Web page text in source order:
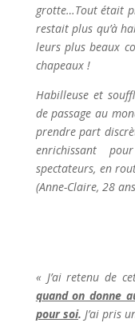
grotte…Tout était
restait plus qu’à
leurs plus beaux
chapeaux !
Habilleuse et
de passage au
prendre part
enrichissant
spectateurs, en
(Anne-Claire, 28
« J’ai retenu de
quand on donne
pour soi. J’ai pris